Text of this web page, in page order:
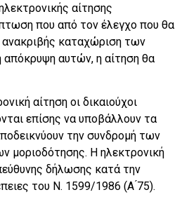
αίτησης
που από τον έλεγχο που θα
ανακριβής καταχώριση των
αυτών, η αίτηση θα
αίτηση οι δικαιούχοι
επίσης να υποβάλλουν τα
την συνδρομή των
μοριοδότησης. Η ηλεκτρονική
δήλωσης κατά την
του Ν. 1599/1986 (Α ́75).